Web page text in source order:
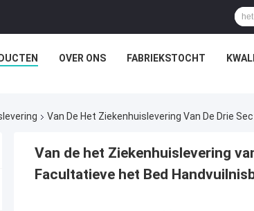
OVER ONS FABRIEKSTOCHT
Van De Het Ziekenhuislevering Van De Drie
Van de het Ziekenhuislevering
Facultatieve het Bed